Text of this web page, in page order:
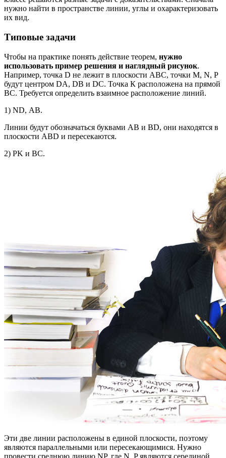
нужно найти в пространстве линии, углы и охарактеризовать
их вид.
Типовые задачи
Чтобы на практике понять действие теорем, нужно
использовать пример решения и наглядный рисунок.
Например, точка D не лежит в плоскости АВС, точки M, N, P
будут центром DA, DB и DC. Точка К расположена на прямой
ВС. Требуется определить взаимное расположение линий.
1) ND, АВ.
Линии будут обозначаться буквами АВ и BD, они находятся в
плоскости АВD и пересекаются.
2) PK и ВС.
Эти две линии расположены в единой плоскости, поэтому
являются параллельными или пересекающимися. Нужно
провести среднюю линию NP, где N, P являются серединой